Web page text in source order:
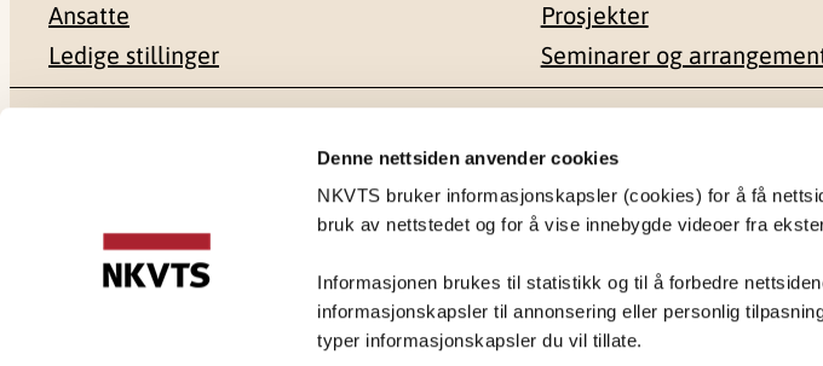
Denne nettsiden anvender cookies
NKVTS bruker informasjonskapsler (cookies) for å få
bruk av nettstedet og for å vise innebygde videoer fra
Informasjonen brukes til statistikk og til å forbedre
informasjonskapsler til annonsering eller personlig
typer informasjonskapsler du vil tillate.
Ansatte
Ledige stillinger
Prosjekter
Seminarer og
0409 Oslo
Besøksadresse
Gullhaugveien 1-3
22